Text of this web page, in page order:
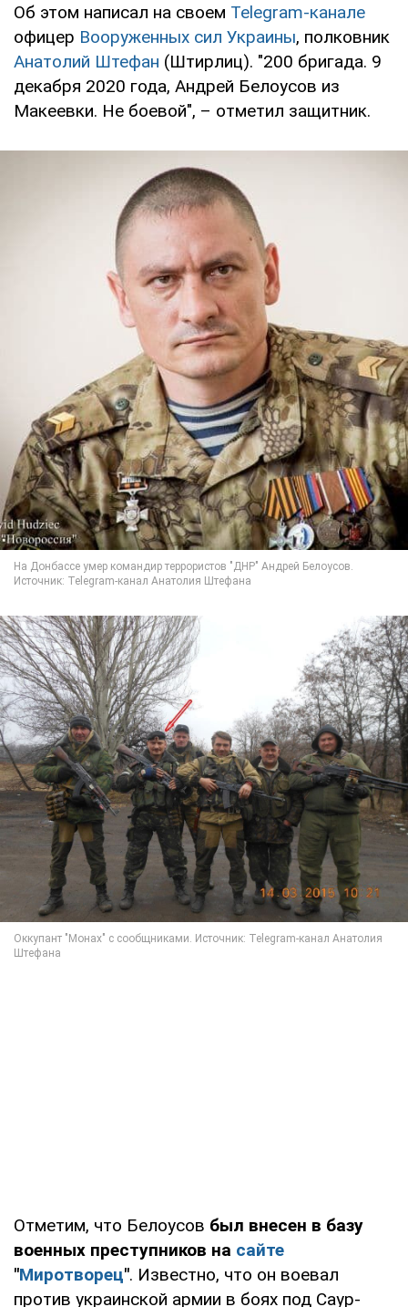
Об этом написал на своем Telegram-канале
офицер Вооруженных сил Украины, полковник
Анатолий Штефан (Штирлиц). "200 бригада. 9
декабря 2020 года, Андрей Белоусов из
Макеевки. Не боевой", – отметил защитник.
Отметим, что Белоусов был внесен в базу
военных преступников на сайте
"Миротворец". Известно, что он воевал
против украинской армии в боях под Саур-